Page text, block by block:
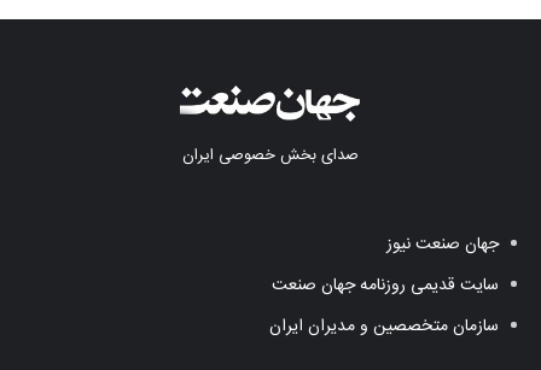
صدای بخش خصوصی ایران
جهان صنعت نیوز
سایت قدیمی روزنامه جهان صنعت
سازمان متخصصین و مدیران ایران